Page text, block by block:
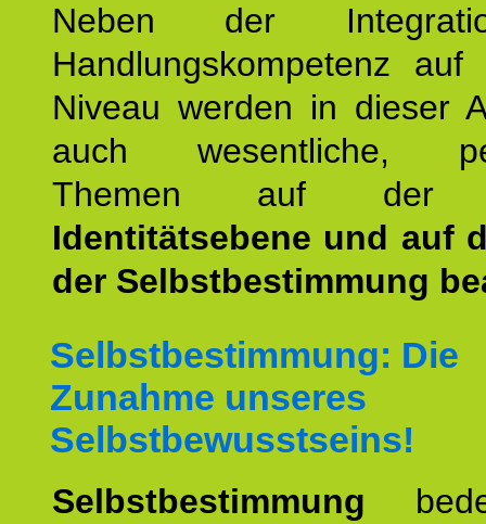
Neben der
Handlungskompetenz auf
Niveau werden in dieser
auch wesentliche,
Themen auf
Identitätsebene und auf
der Selbstbestimmung
Selbstbestimmung: Die
Zunahme unseres
Selbstbewusstseins!
Selbstbestimmung